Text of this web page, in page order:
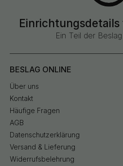
Einrichtungsdetails
Ein Teil der
BESLAG ONLINE
Über uns
Kontakt
Häufige Fragen
AGB
Datenschutzerklärung
Versand & Lieferung
Widerrufsbelehrung